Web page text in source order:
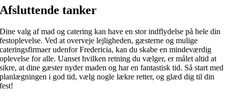
Afsluttende tanker
Dine valg af mad og catering kan have en stor indflydelse på hele din
festoplevelse. Ved at overveje lejligheden, gæsterne og mulige
cateringsfirmaer udenfor Fredericia, kan du skabe en mindeværdig
oplevelse for alle. Uanset hvilken retning du vælger, er målet altid at
sikre, at dine gæster nyder maden og har en fantastisk tid. Så start med
planlægningen i god tid, vælg nogle lækre retter, og glæd dig til din
fest!